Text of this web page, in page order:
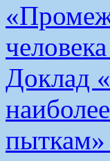
Доклад
пыткам»